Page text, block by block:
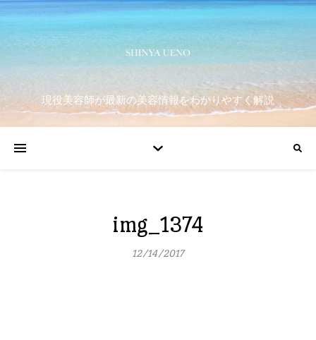
現役美容師が最新の美容情報をわかりやすく解説
img_1374
12/14/2017